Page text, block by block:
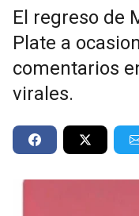
El regreso de
Plate a
comentarios
virales.